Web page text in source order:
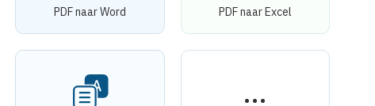
PDF naar Word PDF naar Excel